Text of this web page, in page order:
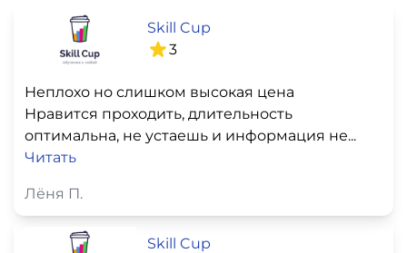
Skill Cup
3
Неплохо но слишком высокая цена
Нравится проходить, длительность
оптимальна, не устаешь и информация не...
Читать
Лёня П.
Skill Cup